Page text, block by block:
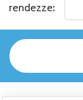
rendezze: